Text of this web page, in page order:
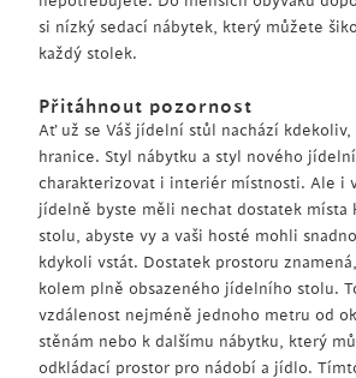
si nízký sedací nábytek, který můžete
každý stolek.
Přitáhnout pozornost
Ať už se Váš jídelní stůl nachází
hranice. Styl nábytku a styl nového
charakterizovat i interiér místnosti. Ale i
jídelně byste měli nechat dostatek místa
stolu, abyste vy a vaši hosté mohli
kdykoli vstát. Dostatek prostoru
kolem plně obsazeného jídelního stolu.
vzdálenost nejméně jednoho metru od
stěnám nebo k dalšímu nábytku, který
odkládací prostor pro nádobí a jídlo.